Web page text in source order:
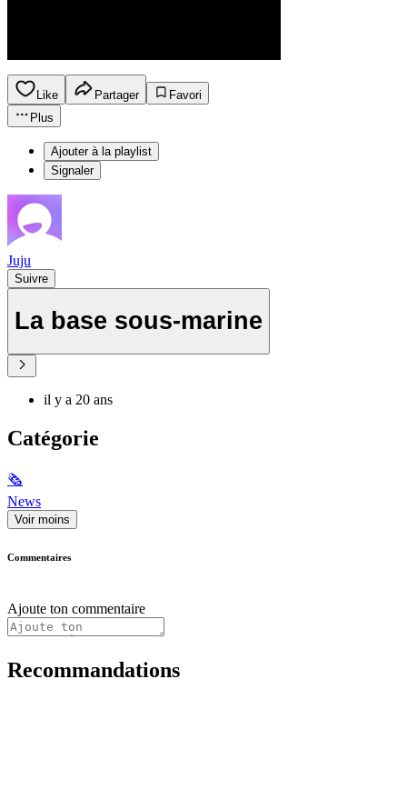
Like Partager
Favori
Plus
Ajouter à la playlist
Signaler
Juju
Suivre
La base sous-marine
il y a 20 ans
Catégorie
🗞
News
Voir moins
Commentaires
Ajoute ton commentaire
Recommandations